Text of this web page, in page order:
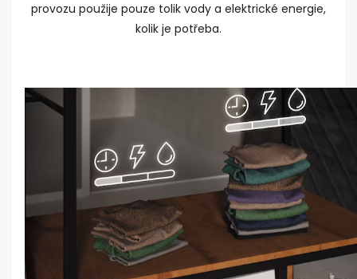
provozu použije pouze tolik vody a elektrické energie,
kolik je potřeba.